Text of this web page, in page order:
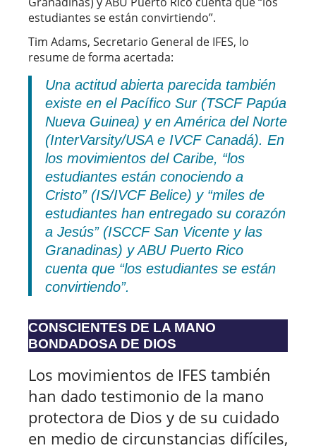
estudiantes se están convirtiendo”.
Tim Adams, Secretario General de IFES, lo
resume de forma acertada:
Una actitud abierta parecida también
existe en el Pacífico Sur (TSCF Papúa
Nueva Guinea) y en América del Norte
(InterVarsity/USA e IVCF Canadá). En
los movimientos del Caribe, “los
estudiantes están conociendo a
Cristo” (IS/IVCF Belice) y “miles de
estudiantes han entregado su corazón
a Jesús” (ISCCF San Vicente y las
Granadinas) y ABU Puerto Rico
cuenta que “los estudiantes se están
convirtiendo”.
CONSCIENTES DE LA MANO
BONDADOSA DE DIOS
Los movimientos de IFES también
han dado testimonio de la mano
protectora de Dios y de su cuidado
en medio de circunstancias difíciles,